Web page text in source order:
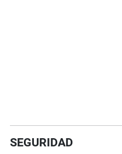
SEGURIDAD